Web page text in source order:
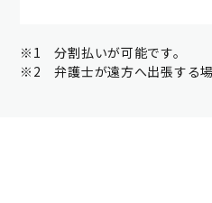
※1 分割払いが可能です。
※2 弁護士が遠方へ出張する場